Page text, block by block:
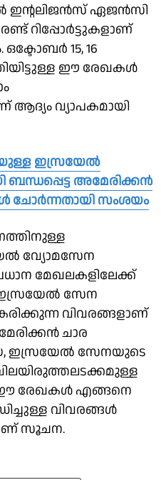
ഇന്റലിജന്‍സ് ഏജന്‍സി
റിപ്പോര്‍ട്ടുകളാണ്
15, 16
ഈ രേഖകൾ
വ്യാപകമായി
ഇസ്രയേൽ
അമേരിക്കൻ
സംശയം
വ്യോമസേന
മേഖലകളിലേക്ക്
സേന
വിവരങ്ങളാണ്
ചാര
ഇസ്രയേൽ സേനയുടെ
രേഖകൾ എങ്ങനെ
വിവരങ്ങൾ
സൂചന.